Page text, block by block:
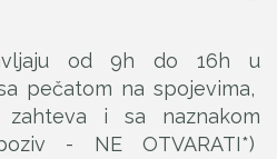
od 9h do 16h u
pečatom na spojevima,
zahteva i sa naznakom
- NE OTVARATI*)